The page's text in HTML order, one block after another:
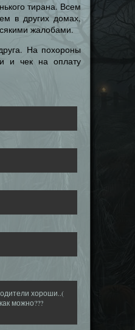
тирана. Всем
в других домах,
жалобами.
На похороны
и чек на оплату
хороши..(
можно???